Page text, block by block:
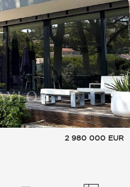
2 980 000 EUR